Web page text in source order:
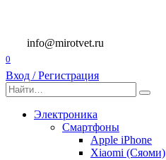
содержанию
info@mirotvet.ru
0
Вход / Регистрация
Search
for:
Электроника
Смартфоны
Apple iPhone
Xiaomi (Сяоми)